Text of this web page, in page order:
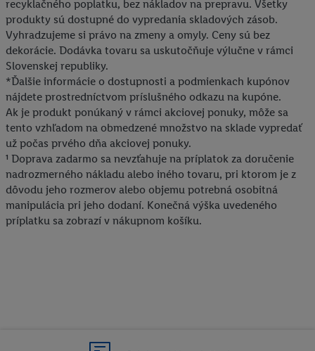
recyklačného poplatku, bez nákladov na prepravu. Všetky
produkty sú dostupné do vypredania skladových zásob.
Vyhradzujeme si právo na zmeny a omyly. Ceny sú bez
dekorácie. Dodávka tovaru sa uskutočňuje výlučne v rámci
Slovenskej republiky.
*Ďalšie informácie o dostupnosti a podmienkach kupónov
nájdete prostredníctvom príslušného odkazu na kupóne.
Ak je produkt ponúkaný v rámci akciovej ponuky, môže sa
tento vzhľadom na obmedzené množstvo na sklade vypredať
už počas prvého dňa akciovej ponuky.
¹ Doprava zadarmo sa nevzťahuje na príplatok za doručenie
nadrozmerného nákladu alebo iného tovaru, pri ktorom je z
dôvodu jeho rozmerov alebo objemu potrebná osobitná
manipulácia pri jeho dodaní. Konečná výška uvedeného
príplatku sa zobrazí v nákupnom košíku.